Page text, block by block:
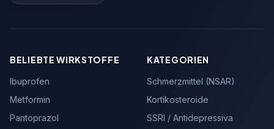
BELIEBTE WIRKSTOFFE
Ibuprofen
Metformin
Pantoprazol
KATEGORIEN
Schmerzmittel (NSAR)
Kortikosteroide
SSRI / Antidepressiva